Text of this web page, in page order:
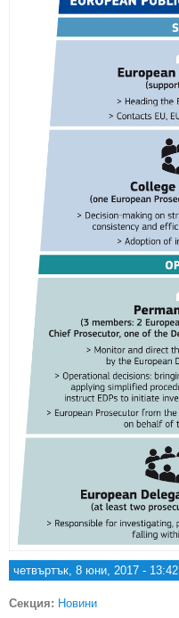
четвъртък, 8 юни, 2017 - 13:42
Секция: Новини